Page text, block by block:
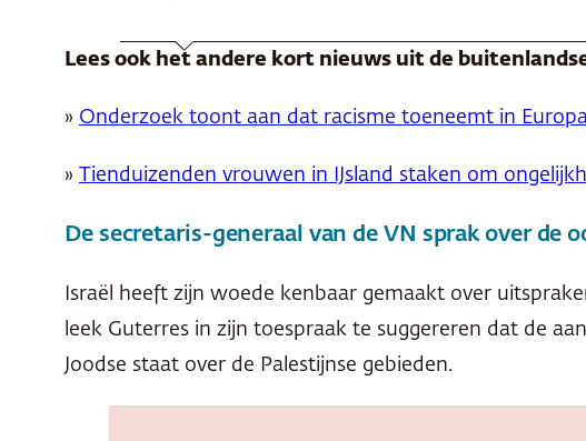
Lees ook het andere kort nieuws uit de
» Onderzoek toont aan dat racisme toeneemt in
» Tienduizenden vrouwen in IJsland staken om
De secretaris-generaal van de VN sprak over de
Israël heeft zijn woede kenbaar gemaakt over
leek Guterres in zijn toespraak te suggereren dat de
Joodse staat over de Palestijnse gebieden.